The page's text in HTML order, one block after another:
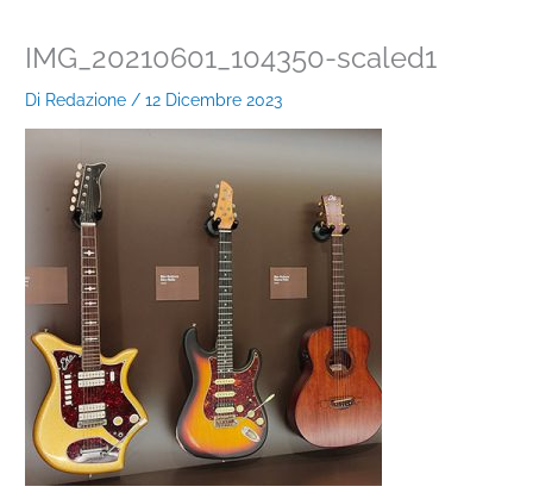
IMG_20210601_104350-scaled1
Di Redazione /12 Dicembre 2023